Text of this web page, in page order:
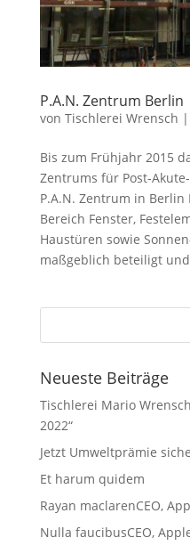
P.A.N. Zentrum Berlin
von Tischlerei Wrensch |
Bis zum Frühjahr 2015
Zentrums für Post-
P.A.N. Zentrum in
Bereich Fenster,
Haustüren sowie
maßgeblich beteiligt
Neueste Beiträge
Tischlerei Mario
2022“
Jetzt Umweltprämie
Et harum quidem
Rayan maclarenCEO,
Nulla faucibusCEO,